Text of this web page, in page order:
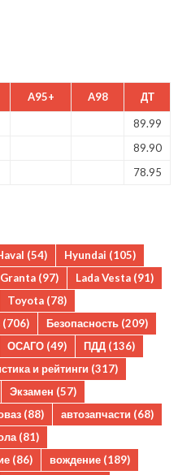
A95+ A98 ДТ
89.99
89.90
78.95
(54) Hyundai (105)
(97) Lada Vesta (91)
Toyota (78)
(706) Безопасность (209)
ОСАГО (49) ПДД (136)
и рейтинги (317)
Экзамен (57)
(88) автозапчасти (68)
(81)
(86) вождение (189)